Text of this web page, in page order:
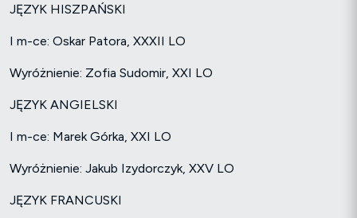
JĘZYK HISZPAŃSKI
I m-ce: Oskar Patora, XXXII LO
Wyróżnienie: Zofia Sudomir, XXI LO
JĘZYK ANGIELSKI
I m-ce: Marek Górka, XXI LO
Wyróżnienie: Jakub Izydorczyk, XXV LO
JĘZYK FRANCUSKI